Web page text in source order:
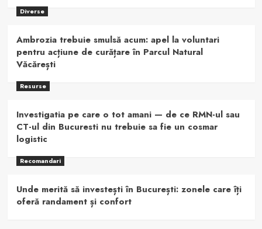
Diverse
Ambrozia trebuie smulsă acum: apel la voluntari
pentru acțiune de curățare în Parcul Natural
Văcărești
Resurse
Investigatia pe care o tot amani — de ce RMN-ul sau
CT-ul din Bucuresti nu trebuie sa fie un cosmar
logistic
Recomandari
Unde merită să investești în București: zonele care îți
oferă randament și confort